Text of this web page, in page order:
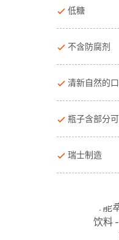
低糖
不含防腐剂
清新自然的
瓶子含部分可
瑞士制造